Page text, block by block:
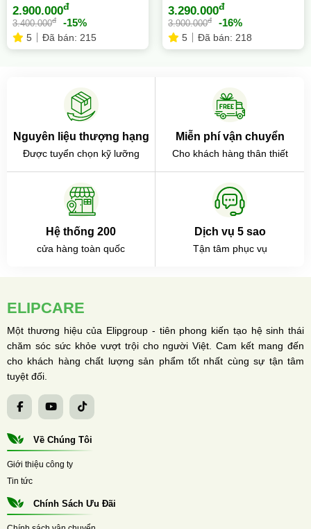
2.900.000đ
3.400.000đ -15%
5 Đã bán: 215
3.290.000đ
3.900.000đ -16%
5 Đã bán: 218
Nguyên liệu thượng hạng
Được tuyển chọn kỹ lưỡng
Miễn phí vận chuyển
Cho khách hàng thân thiết
Hệ thống 200
cửa hàng toàn quốc
Dịch vụ 5 sao
Tận tâm phục vụ
ELIPCARE
Một thương hiệu của Elipgroup - tiên phong kiến tạo hệ sinh thái
chăm sóc sức khỏe vượt trội cho người Việt. Cam kết mang đến
cho khách hàng chất lượng sản phẩm tốt nhất cùng sự tận tâm
tuyệt đối.
Về Chúng Tôi
Giới thiệu công ty
Tin tức
Chính Sách Ưu Đãi